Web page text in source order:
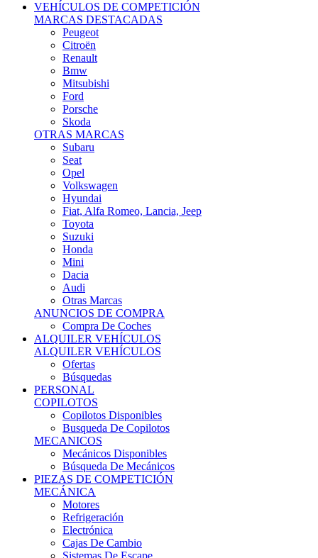
VEHÍCULOS DE COMPETICIÓN
MARCAS DESTACADAS
Peugeot
Citroën
Renault
Bmw
Mitsubishi
Ford
Porsche
Skoda
OTRAS MARCAS
Subaru
Seat
Opel
Volkswagen
Hyundai
Fiat, Alfa Romeo, Lancia, Jeep
Toyota
Suzuki
Honda
Mini
Dacia
Audi
Otras Marcas
ANUNCIOS DE COMPRA
Compra De Coches
ALQUILER VEHÍCULOS
ALQUILER VEHÍCULOS
Ofertas
Búsquedas
PERSONAL
COPILOTOS
Copilotos Disponibles
Busqueda De Copilotos
MECANICOS
Mecánicos Disponibles
Búsqueda De Mecánicos
PIEZAS DE COMPETICIÓN
MECÁNICA
Motores
Refrigeración
Electrónica
Cajas De Cambio
Sistemas De Escape